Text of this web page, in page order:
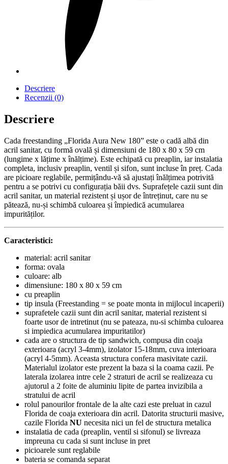
Descriere
Recenzii (0)
Descriere
Cada freestanding „Florida Aura New 180” este o cadă albă din
acril sanitar, cu formă ovală și dimensiuni de 180 x 80 x 59 cm
(lungime x lățime x înălțime). Este echipată cu preaplin, iar instalatia
completa, inclusiv preaplin, ventil și sifon, sunt incluse în preț. Cada
are picioare reglabile, permițându-vă să ajustați înălțimea potrivită
pentru a se potrivi cu configurația băii dvs. Suprafețele cazii sunt din
acril sanitar, un material rezistent și ușor de întreținut, care nu se
pătează, nu-și schimbă culoarea și împiedică acumularea
impurităților.
Caracteristici:
material: acril sanitar
forma: ovala
culoare: alb
dimensiune: 180 x 80 x 59 cm
cu preaplin
tip insula (Freestanding = se poate monta in mijlocul incaperii)
suprafetele cazii sunt din acril sanitar, material rezistent si
foarte usor de intretinut (nu se pateaza, nu-si schimba culoarea
si impiedica acumularea impuritatilor)
cada are o structura de tip sandwich, compusa din coaja
exterioara (acryl 3-4mm), izolator 15-18mm, cuva interioara
(acryl 4-5mm). Aceasta structura confera masivitate cazii.
Materialul izolator este prezent la baza si la coama cazii. Pe
laterala izolarea intre cele 2 straturi de acril se realizeaza cu
ajutorul a 2 foite de aluminiu lipite de partea invizibila a
stratului de acril
rolul panourilor frontale de la alte cazi este preluat in cazul
Florida de coaja exterioara din acril. Datorita structurii masive,
cazile Florida NU necesita nici un fel de structura metalica
instalatia de cada (preaplin, ventil si sifonul) se livreaza
impreuna cu cada si sunt incluse in pret
picioarele sunt reglabile
bateria se comanda separat